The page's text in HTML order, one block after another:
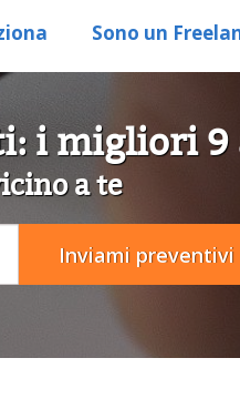
Sono un
i migliori 9
a te